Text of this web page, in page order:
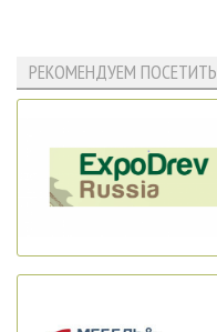
РЕКОМЕНДУЕМ ПОСЕТИТЬ